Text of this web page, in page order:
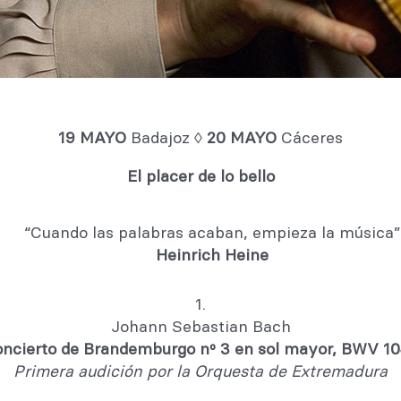
19 MAYO Badajoz ◊ 20 MAYO Cáceres
El placer de lo bello
“Cuando las palabras acaban, empieza la música”
Heinrich Heine
1.
Johann Sebastian Bach
de Brandemburgo nº 3 en sol mayor, BWV
Primera audición por la Orquesta de Extremadura